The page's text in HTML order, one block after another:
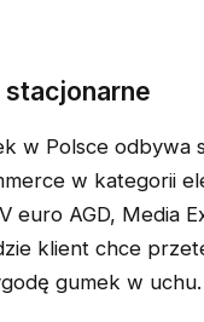
w Polsce
w kategorii
euro AGD, Media
klient chce
gumek w uchu.